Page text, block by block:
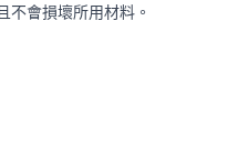
不會損壞所用材料。